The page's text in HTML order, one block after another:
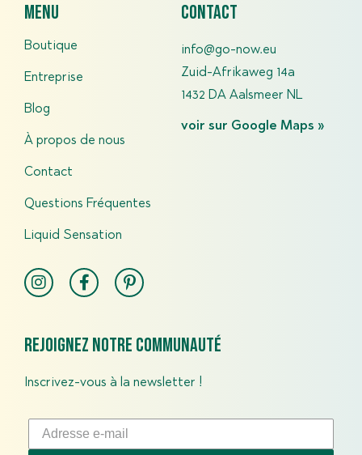
menu
Boutique
Entreprise
Blog
À propos de nous
Contact
Questions Fréquentes​
Liquid Sensation
contact
info@go-now.eu
Zuid-Afrikaweg 14a
1432 DA Aalsmeer NL
voir sur Google Maps »
Rejoignez notre communauté
Inscrivez-vous à la newsletter !